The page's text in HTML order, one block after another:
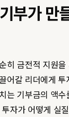
부가 만
히 금전적 지원
어갈 리더에게
는 기부금의 액
자가 어떻게 실